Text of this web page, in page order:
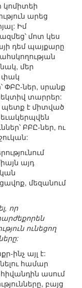
կոմիտեի
արեց
Իմ
մոտ կես
դեմ պայքարը
մեր
փակ
ՓԲԸ-ներ, սրանք
տարրեր:
պետք է միտված
ԲԲԸ-ներ, ու
այդ
մեզանում
որ
ունեցող
ինչ այլ է:
համար
հիվանդին ասում
բայց